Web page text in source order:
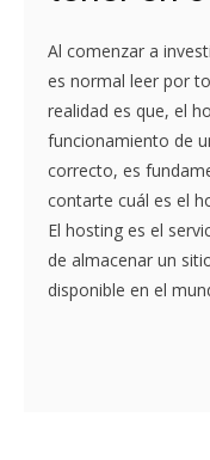
Al comenzar a
es normal leer por
realidad es que, el
funcionamiento de
correcto, es
contarte cuál es el
El hosting es el
de almacenar un
disponible en el